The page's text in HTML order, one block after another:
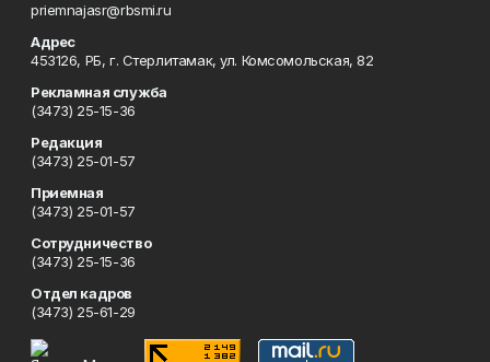
priemnajasr@rbsmi.ru
Адрес
453126, РБ, г. Стерлитамак, ул. Комсомольская, 82
Рекламная служба
(3473) 25-15-36
Редакция
(3473) 25-01-57
Приемная
(3473) 25-01-57
Сотрудничество
(3473) 25-15-36
Отдел кадров
(3473) 25-61-29